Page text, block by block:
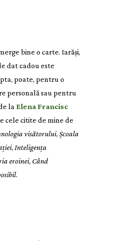
bine o carte. Iarăși,
dat cadou este
poate, pentru o
personală sau pentru
la Elena Francisc
cele citite de mine de
visătorului, Școala
, Inteligența
eroinei, Când
.